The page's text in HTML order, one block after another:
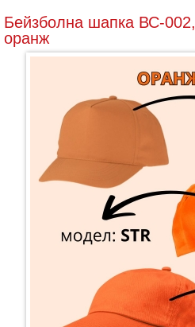
Бейзболна шапка ВС-002,
оранж